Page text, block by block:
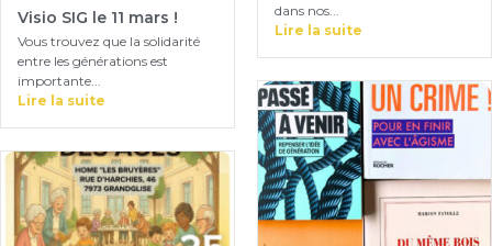
dans nos...
Lire la suite
Visio SIG le 11 mars !
Vous trouvez que la solidarité
entre les générations est
importante...
Lire la suite